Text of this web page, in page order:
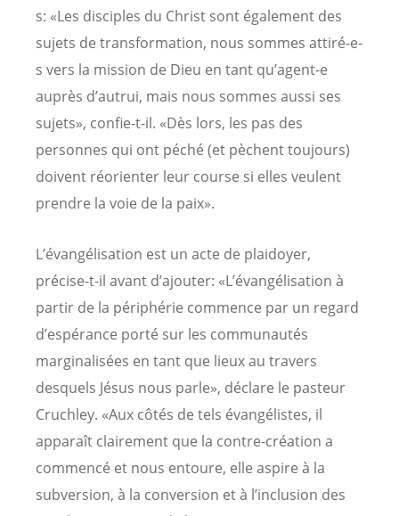
s: «Les disciples du Christ sont également des
sujets de transformation, nous sommes attiré-e-
s vers la mission de Dieu en tant qu’agent-e
auprès d’autrui, mais nous sommes aussi ses
sujets», confie-t-il. «Dès lors, les pas des
personnes qui ont péché (et pèchent toujours)
doivent réorienter leur course si elles veulent
prendre la voie de la paix».
L’évangélisation est un acte de plaidoyer,
précise-t-il avant d’ajouter: «L’évangélisation à
partir de la périphérie commence par un regard
d’espérance porté sur les communautés
marginalisées en tant que lieux au travers
desquels Jésus nous parle», déclare le pasteur
Cruchley. «Aux côtés de tels évangélistes, il
apparaît clairement que la contre-création a
commencé et nous entoure, elle aspire à la
subversion, à la conversion et à l’inclusion des